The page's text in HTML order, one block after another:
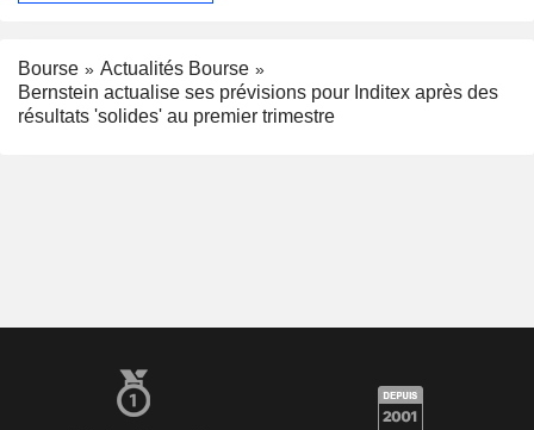
Bourse
Actualités Bourse
Bernstein actualise ses prévisions pour Inditex après des
résultats 'solides' au premier trimestre